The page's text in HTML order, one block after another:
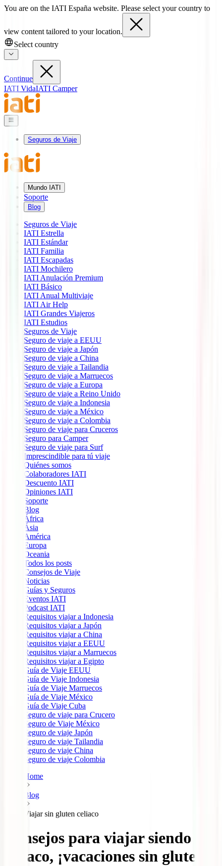
You are on the IATI España website. Please select your country to
view content tailored to your location.
Select country
Continue
IATI VidaIATI Camper
Seguros de Viaje
Mundo IATI
Soporte
Blog
Seguros de Viaje
IATI Estrella
IATI Estándar
IATI Familia
IATI Escapadas
IATI Mochilero
IATI Anulación Premium
IATI Básico
IATI Anual Multiviaje
IATI Air Help
IATI Grandes Viajeros
IATI Estudios
Seguros de Viaje
Seguro de viaje a EEUU
Seguro de viaje a Japón
Seguro de viaje a China
Seguro de viaje a Tailandia
Seguro de viaje a Marruecos
Seguro de viaje a Europa
Seguro de viaje a Reino Unido
Seguro de viaje a Indonesia
Seguro de viaje a México
Seguro de viaje a Colombia
Seguro de viaje para Cruceros
Seguro para Camper
Seguro de viaje para Surf
Imprescindible para tú viaje
Quiénes somos
Colaboradores IATI
Descuento IATI
Opiniones IATI
Soporte
Blog
África
Ásia
América
Europa
Oceania
Todos los posts
Consejos de Viaje
Noticias
Guías y Seguros
Eventos IATI
Podcast IATI
Requisitos viajar a Indonesia
Requisitos viajar a Japón
Requisitos viajar a China
Requisitos viajar a EEUU
Requisitos viajar a Marruecos
Requisitos viajar a Egipto
Guía de Viaje EEUU
Guía de Viaje Indonesia
Guía de Viaje Marruecos
Guía de Viaje México
Guía de Viaje Cuba
Seguro de viaje para Crucero
Seguro de Viaje México
Seguro de viaje Japón
Seguro de viaje Tailandia
Seguro de viaje China
Seguro de viaje Colombia
Home
Blog
Viajar sin gluten celiaco
Consejos para viajar siendo
celíaco, ¡vacaciones sin gluten!